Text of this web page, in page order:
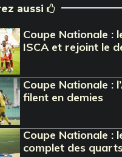
aussi
Coupe Nationale :
ISCA et rejoint le
Coupe Nationale :
filent en demies
Coupe Nationale :
complet des